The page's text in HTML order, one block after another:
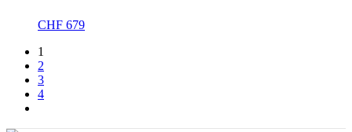
CHF 679
1
2
3
4